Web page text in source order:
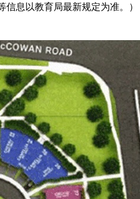
息以教育局最新规定为准。）